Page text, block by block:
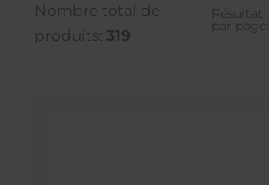
Nombre total de
produits: 319
Résultat
par page: